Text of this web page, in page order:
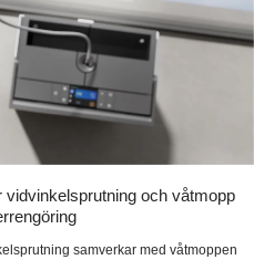
och våtmopp
samverkar med våtmoppen